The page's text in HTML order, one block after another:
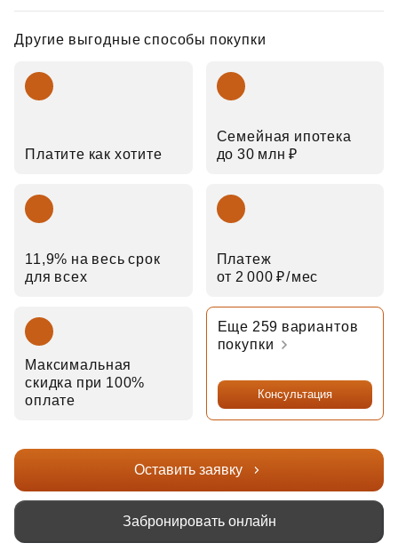
Другие выгодные способы покупки
Платите как хотите
Семейная ипотека
до 30 млн ₽
11,9% на весь срок
для всех
Платеж
от 2 000 ₽⁠/⁠мес
Максимальная
скидка при 100%
оплате
Еще 259 вариантов
покупки
Консультация
Оставить заявку
Забронировать онлайн